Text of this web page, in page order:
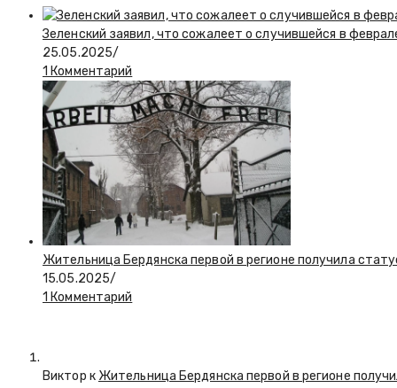
Зеленский заявил, что сожалеет о случившейся в
25.05.2025/
1 Комментарий
Жительница Бердянска первой в регионе получила
15.05.2025/
1 Комментарий
Виктор к Жительница Бердянска первой в регионе